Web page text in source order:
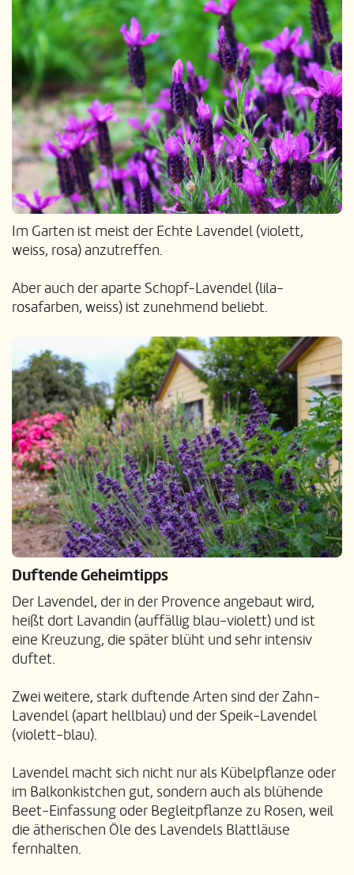
Im Garten ist meist der Echte Lavendel (violett,
weiss, rosa) anzutreffen.
Aber auch der aparte Schopf-Lavendel (lila-
rosafarben, weiss) ist zunehmend beliebt.
Duftende Geheimtipps
Der Lavendel, der in der Provence angebaut wird,
heißt dort Lavandin (auffällig blau-violett) und ist
eine Kreuzung, die später blüht und sehr intensiv
duftet.
Zwei weitere, stark duftende Arten sind der Zahn-
Lavendel (apart hellblau) und der Speik-Lavendel
(violett-blau).
Lavendel macht sich nicht nur als Kübelpflanze oder
im Balkonkistchen gut, sondern auch als blühende
Beet-Einfassung oder Begleitpflanze zu Rosen, weil
die ätherischen Öle des Lavendels Blattläuse
fernhalten.